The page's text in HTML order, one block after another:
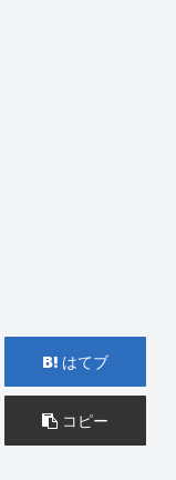
はてブ
コピー